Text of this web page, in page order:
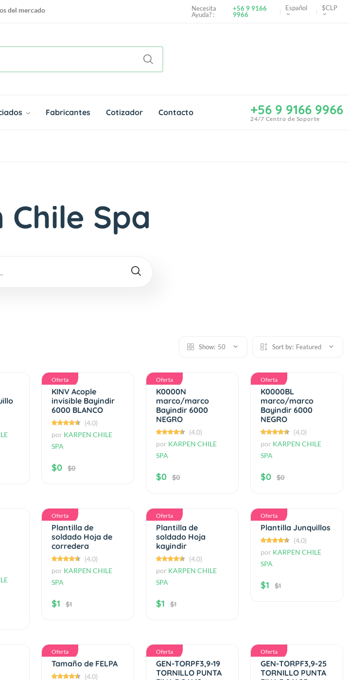
del mercado
nuestra plataforma
Necesita
Ayuda? :
+56 9 9166
9966
Español $CLP
Fabricantes Cotizador Contacto +56 9 9166 9966
24/7 Centro de Soporte
Spa
Show: 50 Sort by: Featured
Oferta
KINV Acople
invisible Bayindir
6000 BLANCO
(4.0)
por KARPEN CHILE
SPA
$0 $0
Oferta
K0000N
marco/marco
Bayindir 6000
NEGRO
(4.0)
por KARPEN CHILE
SPA
$0 $0
Oferta
K0000BL
marco/marco
Bayindir 6000
NEGRO
(4.0)
por KARPEN CHILE
SPA
$0 $0
Oferta
Plantilla de
soldado Hoja de
corredera
(4.0)
por KARPEN CHILE
SPA
$1 $1
Oferta
Plantilla de
soldado Hoja
kayindir
(4.0)
por KARPEN CHILE
SPA
$1 $1
Oferta
Plantilla Junquillos
(4.0)
por KARPEN CHILE
SPA
$1 $1
Oferta
Tamaño de FELPA
(4.0)
Oferta
GEN-TORPF3,9-19
TORNILLO PUNTA
Oferta
GEN-TORPF3,9-25
TORNILLO PUNTA